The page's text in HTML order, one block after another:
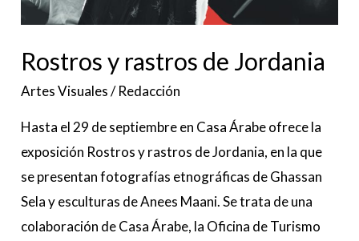
Rostros y rastros de Jordania
Artes Visuales/Redacción
Hasta el 29 de septiembre en Casa Árabe ofrece la
exposición Rostros y rastros de Jordania, en la que
se presentan fotografías etnográficas de Ghassan
Sela y esculturas de Anees Maani. Se trata de una
colaboración de Casa Árabe, la Oficina de Turismo